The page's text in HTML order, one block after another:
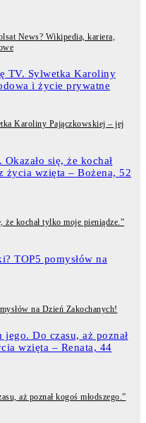
News? Wikipedia, kariera,
Karoliny Pajączkowskiej – jej
że kochał tylko moje pieniądze.”
na Dzień Zakochanych!
aż poznał kogoś młodszego.”